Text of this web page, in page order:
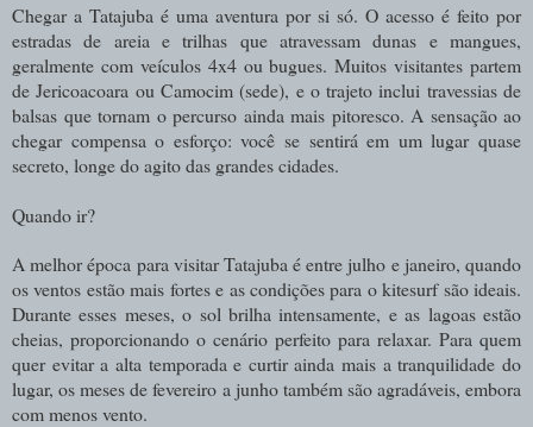
Chegar a Tatajuba é uma aventura por si só. O acesso é feito por
estradas de areia e trilhas que atravessam dunas e mangues,
geralmente com veículos 4x4 ou bugues. Muitos visitantes partem
de Jericoacoara ou Camocim (sede), e o trajeto inclui travessias de
balsas que tornam o percurso ainda mais pitoresco. A sensação ao
chegar compensa o esforço: você se sentirá em um lugar quase
secreto, longe do agito das grandes cidades.
Quando ir?
A melhor época para visitar Tatajuba é entre julho e janeiro, quando
os ventos estão mais fortes e as condições para o kitesurf são ideais.
Durante esses meses, o sol brilha intensamente, e as lagoas estão
cheias, proporcionando o cenário perfeito para relaxar. Para quem
quer evitar a alta temporada e curtir ainda mais a tranquilidade do
lugar, os meses de fevereiro a junho também são agradáveis, embora
com menos vento.